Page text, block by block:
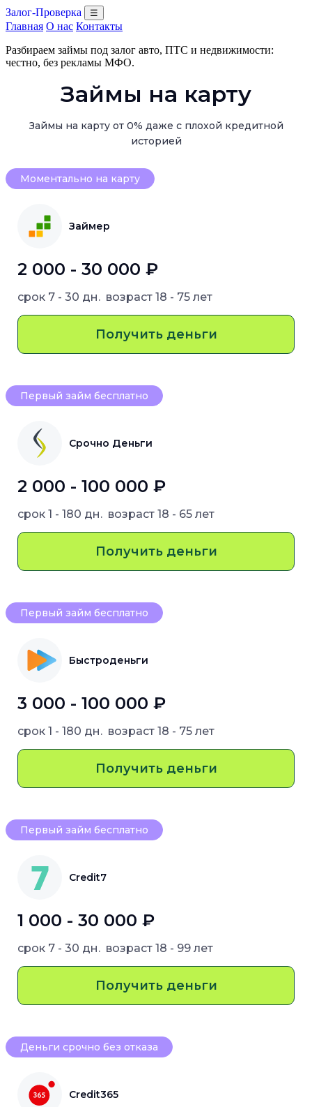
Залог-Проверка ☰
Главная О нас Контакты
Разбираем займы под залог авто, ПТС и недвижимости:
честно, без рекламы МФО.
Займы на карту
Займы на карту от 0% даже с плохой кредитной
историей
Моментально на карту
Займер
2 000 - 30 000 ₽
срок 7 - 30 дн. возраст 18 - 75 лет
Получить деньги
Первый займ бесплатно
Срочно Деньги
2 000 - 100 000 ₽
срок 1 - 180 дн. возраст 18 - 65 лет
Получить деньги
Первый займ бесплатно
Быстроденьги
3 000 - 100 000 ₽
срок 1 - 180 дн. возраст 18 - 75 лет
Получить деньги
Первый займ бесплатно
Credit7
1 000 - 30 000 ₽
срок 7 - 30 дн. возраст 18 - 99 лет
Получить деньги
Деньги срочно без отказа
Credit365